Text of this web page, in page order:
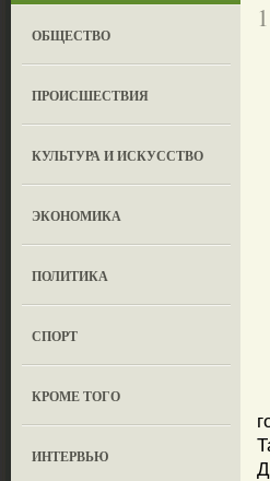
ОБЩЕСТВО
ПРОИСШЕСТВИЯ
КУЛЬТУРА И ИСКУССТВО
ЭКОНОМИКА
ПОЛИТИКА
СПОРТ
КРОМЕ ТОГО
ИНТЕРВЬЮ